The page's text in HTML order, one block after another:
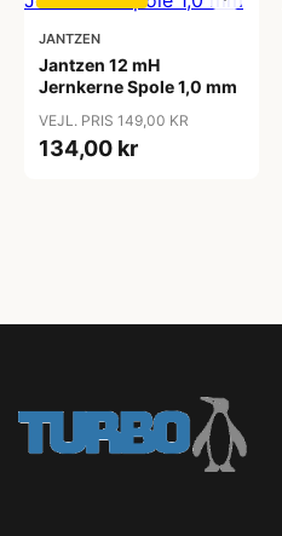
JANTZEN
Jantzen 12 mH
Jernkerne Spole 1,0 mm
VEJL. PRIS 149,00 KR
134,00 kr